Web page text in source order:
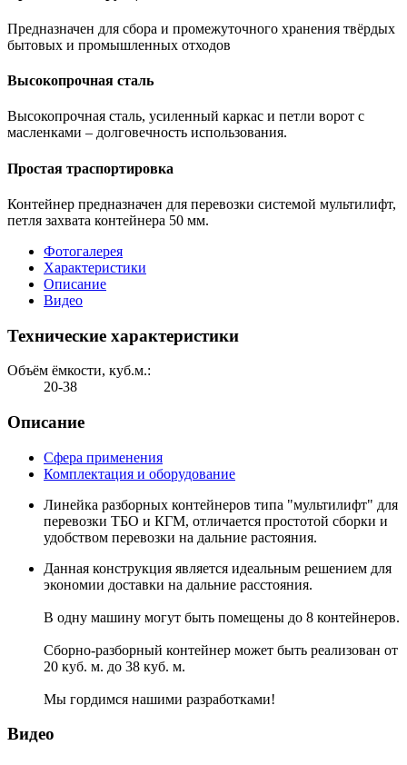
Предназначен для сбора и промежуточного хранения твёрдых
бытовых и промышленных отходов
Высокопрочная сталь
Высокопрочная сталь, усиленный каркас и петли ворот с
масленками – долговечность использования.
Простая траспортировка
Контейнер предназначен для перевозки системой мультилифт,
петля захвата контейнера 50 мм.
Фотогалерея
Характеристики
Описание
Видео
Технические характеристики
Объём ёмкости, куб.м.:
20-38
Описание
Сфера применения
Комплектация и оборудование
Линейка разборных контейнеров типа "мультилифт" для
перевозки ТБО и КГМ, отличается простотой сборки и
удобством перевозки на дальние растояния.
Данная конструкция является идеальным решением для
экономии доставки на дальние расстояния.
В одну машину могут быть помещены до 8 контейнеров.
Сборно-разборный контейнер может быть реализован от
20 куб. м. до 38 куб. м.
Мы гордимся нашими разработками!
Видео